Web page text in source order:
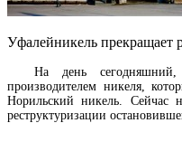
Уфалейникель прекращает
На день сегодняшний,
производителем никеля,
Норильский никель. Сейчас
реструктуризации